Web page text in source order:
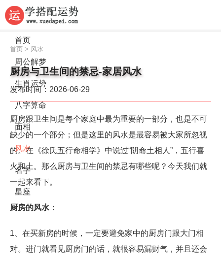
首页
周公解梦
生肖运势
八字算命
面相
风水
名字
星座
首页 > 风水
厨房与卫生间的禁忌-家居风水
发布时间：2026-06-29
厨房跟卫生间是每个家庭中最为重要的一部分，也是不可
缺少的一个部分；但是这里的风水是最容易被大家所忽视
的。在《徐氏五行命相学》中说过“阴命土相人”，五行喜
火和土。那么厨房与卫生间的禁忌有哪些呢？今天我们就
一起来看下。
厨房的风水：
1、在买新房的时候，一定要避免家中的厨房门跟大门相
对。进门就看见厨房门的话，就很容易漏财气，并且还会